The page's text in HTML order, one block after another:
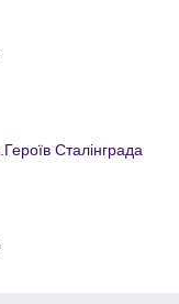
Сталінграда